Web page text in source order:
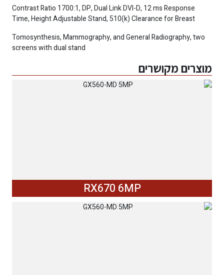
Contrast Ratio 1700:1, DP, Dual Link DVI-D, 12 ms Response
Time, Height Adjustable Stand, 510(k) Clearance for Breast
Tomosynthesis, Mammography, and General Radiography, two
screens with dual stand
מוצרים מקושרים
RX670 6MP